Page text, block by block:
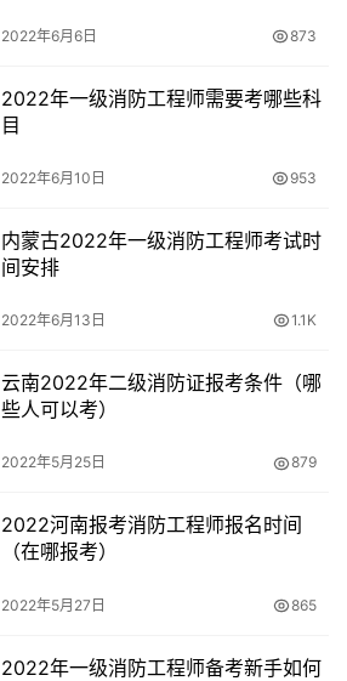
2022年6月6日 873
2022年一级消防工程师需要考哪些科
目
2022年6月10日 953
内蒙古2022年一级消防工程师考试时
间安排
2022年6月13日 1.1K
云南2022年二级消防证报考条件（哪
些人可以考）
2022年5月25日 879
2022河南报考消防工程师报名时间
（在哪报考）
2022年5月27日 865
2022年一级消防工程师备考新手如何